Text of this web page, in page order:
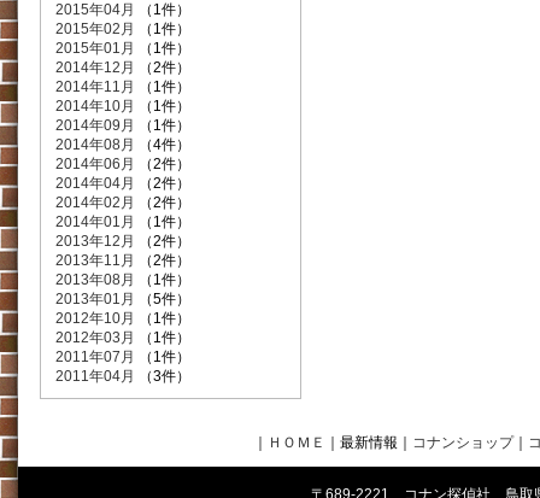
2015年04月
（1件）
2015年02月
（1件）
2015年01月
（1件）
2014年12月
（2件）
2014年11月
（1件）
2014年10月
（1件）
2014年09月
（1件）
2014年08月
（4件）
2014年06月
（2件）
2014年04月
（2件）
2014年02月
（2件）
2014年01月
（1件）
2013年12月
（2件）
2013年11月
（2件）
2013年08月
（1件）
2013年01月
（5件）
2012年10月
（1件）
2012年03月
（1件）
2011年07月
（1件）
2011年04月
（3件）
ＨＯＭＥ ｜最新情報 コナンショップ｜
〒689-2221 コナン探偵社 鳥取